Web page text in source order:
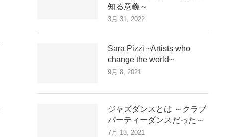
知る意義～
3月 31, 2022
Sara Pizzi ~Artists who
change the world~
9月 8, 2021
ジャズダンスとは ～クラブ
パーティーダンスだった～
7月 13, 2021